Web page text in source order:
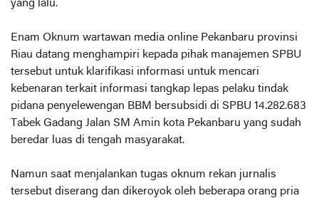
yang lalu.
Enam Oknum wartawan media online Pekanbaru provinsi
Riau datang menghampiri kepada pihak manajemen SPBU
tersebut untuk klarifikasi informasi untuk mencari
kebenaran terkait informasi tangkap lepas pelaku tindak
pidana penyelewengan BBM bersubsidi di SPBU 14.282.683
Tabek Gadang Jalan SM Amin kota Pekanbaru yang sudah
beredar luas di tengah masyarakat.
Namun saat menjalankan tugas oknum rekan jurnalis
tersebut diserang dan dikeroyok oleh beberapa orang pria